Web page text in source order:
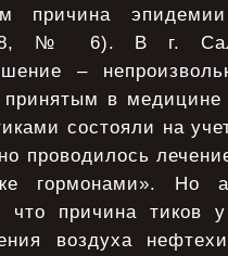
причина
№ 6). В г.
–
в
состояли на
проводилось
гормонами». Но
что причина тиков
воздуха